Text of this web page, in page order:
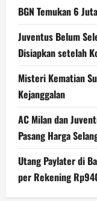
BGN Temukan 6
Juventus Belum
Disiapkan setelah
Misteri Kematian
Kejanggalan
AC Milan dan
Pasang Harga
Utang Paylater di
per Rekening